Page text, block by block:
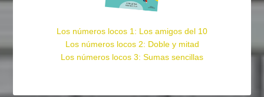
Los números locos 1: Los amigos del 10
Los números locos 2: Doble y mitad
Los números locos 3: Sumas sencillas